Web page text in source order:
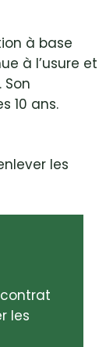
à base
à l’usure et
10 ans.
les
les